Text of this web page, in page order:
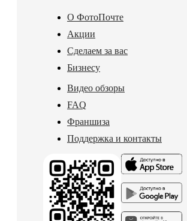
О ФотоПочте
Акции
Сделаем за вас
Бизнесу
Видео обзоры
FAQ
Франшиза
Поддержка и контакты